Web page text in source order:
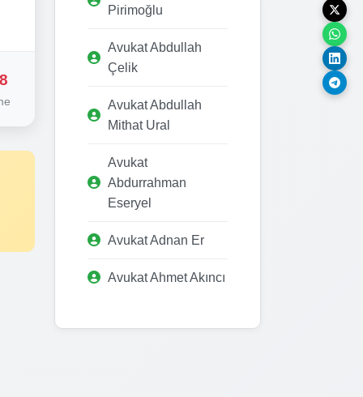
Pirimoğlu
Avukat Abdullah
Çelik
Avukat Abdullah
Mithat Ural
Avukat
Abdurrahman
Eseryel
Avukat Adnan Er
Avukat Ahmet Akıncı